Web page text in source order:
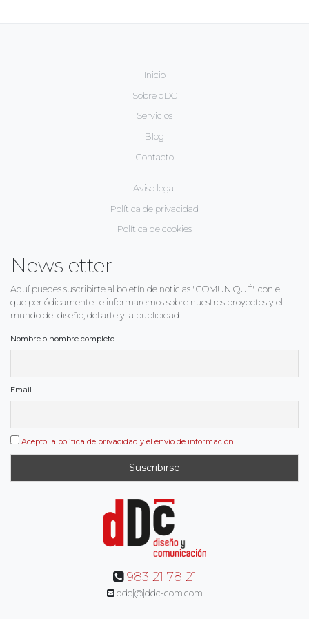
Inicio
Sobre dDC
Servicios
Blog
Contacto
Aviso legal
Política de privacidad
Política de cookies
Newsletter
Aquí puedes suscribirte al boletín de noticias "COMUNIQUÉ" con el
que periódicamente te informaremos sobre nuestros proyectos y el
mundo del diseño, del arte y la publicidad.
Nombre o nombre completo
Email
Acepto la política de privacidad y el envío de información
983 21 78 21
ddc[@]ddc-com.com